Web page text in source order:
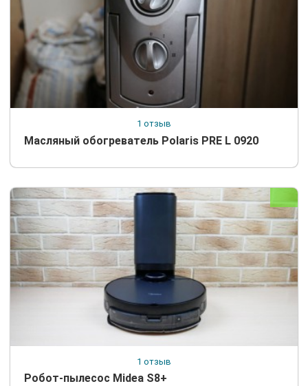
1 отзыв
Масляный обогреватель Polaris PRE L 0920
1 отзыв
Робот-пылесос Midea S8+